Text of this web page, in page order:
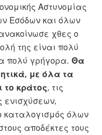
Αστυνομίας
Εσόδων και όλων
χθες ο
της είναι πολύ
πολύ γρήγορα. Θα
με όλα τα
το κράτος, τις
ενισχύσεων,
καταλογισμός όλων
αποδέκτες τους